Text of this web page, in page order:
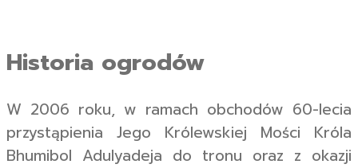
Historia ogrodów
W 2006 roku, w ramach obchodów 60-lecia
przystąpienia Jego Królewskiej Mości Króla
Bhumibol Adulyadeja do tronu oraz z okazji